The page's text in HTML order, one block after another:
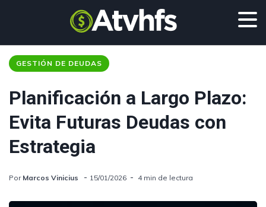
GESTIÓN DE DEUDAS
Planificación a Largo Plazo:
Evita Futuras Deudas con
Estrategia
Por Marcos Vinicius 15/01/2026 4 min de lectura